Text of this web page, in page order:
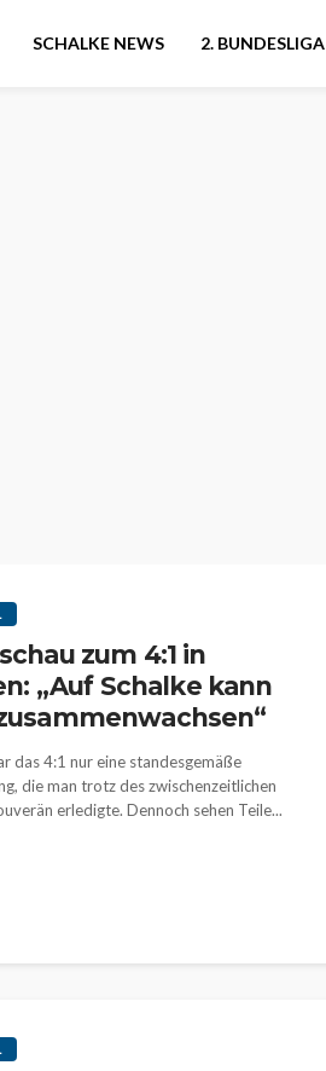
SCHALKE NEWS 2. BUNDESLIGA
zum 4:1 in
„Auf Schalke kann
das 4:1 nur eine standesgemäße
die man trotz des zwischenzeitlichen
erledigte. Dennoch sehen Teile...